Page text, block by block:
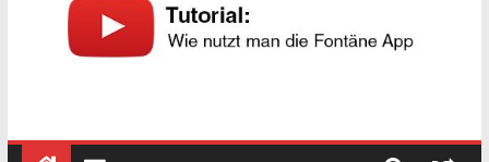
Fontäne
kultur,